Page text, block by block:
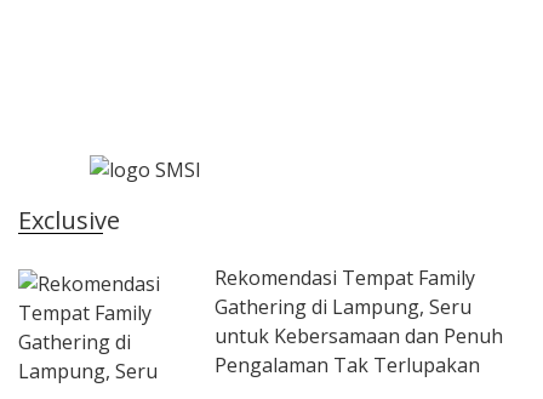
Exclusive
Rekomendasi Tempat Family
Gathering di Lampung, Seru
untuk Kebersamaan dan Penuh
Pengalaman Tak Terlupakan